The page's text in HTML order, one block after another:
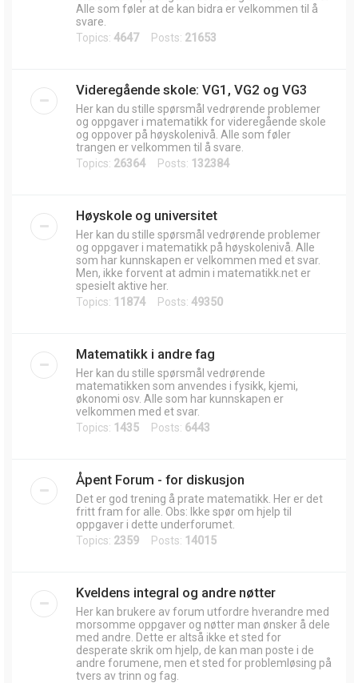
Alle som føler at de kan bidra er velkommen til å
svare.
Topics: 4647Posts: 21653
Videregående skole: VG1, VG2 og VG3
Her kan du stille spørsmål vedrørende problemer
og oppgaver i matematikk for videregående skole
og oppover på høyskolenivå. Alle som føler
trangen er velkommen til å svare.
Topics: 26364 Posts: 132384
Høyskole og universitet
Her kan du stille spørsmål vedrørende problemer
og oppgaver i matematikk på høyskolenivå. Alle
som har kunnskapen er velkommen med et svar.
Men, ikke forvent at admin i matematikk.net er
spesielt aktive her.
Topics: 11874 Posts: 49350
Matematikk i andre fag
Her kan du stille spørsmål vedrørende
matematikken som anvendes i fysikk, kjemi,
økonomi osv. Alle som har kunnskapen er
velkommen med et svar.
Topics: 1435 Posts: 6443
Åpent Forum - for diskusjon
Det er god trening å prate matematikk. Her er det
fritt fram for alle. Obs: Ikke spør om hjelp til
oppgaver i dette underforumet.
Topics: 2359 Posts: 14015
Kveldens integral og andre nøtter
Her kan brukere av forum utfordre hverandre med
morsomme oppgaver og nøtter man ønsker å dele
med andre. Dette er altså ikke et sted for
desperate skrik om hjelp, de kan man poste i de
andre forumene, men et sted for problemløsing på
tvers av trinn og fag.